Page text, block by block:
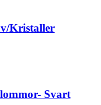
Kristaller
Svart